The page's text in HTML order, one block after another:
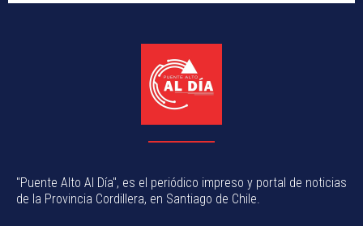
"Puente Alto Al Día", es el periódico impreso y portal de noticias
de la Provincia Cordillera, en Santiago de Chile.